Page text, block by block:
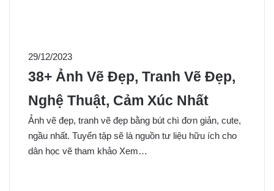
29/12/2023
38+ Ảnh Vẽ Đẹp, Tranh Vẽ Đẹp,
Nghệ Thuật, Cảm Xúc Nhất
Ảnh vẽ đẹp, tranh vẽ đẹp bằng bút chì đơn giản, cute,
ngầu nhất. Tuyển tập sẽ là nguồn tư liệu hữu ích cho
dân học vẽ tham khảo Xem…